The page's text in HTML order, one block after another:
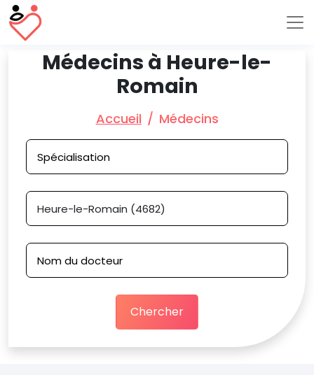
Médecins à Heure-le-
Romain
Accueil Médecins
Chercher